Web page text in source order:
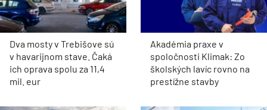
Dva mosty v Trebišove sú
v havarijnom stave. Čaká
ich oprava spolu za 11,4
mil. eur
Akadémia praxe v
spoločnosti Klimak: Zo
školských lavíc rovno na
prestížne stavby